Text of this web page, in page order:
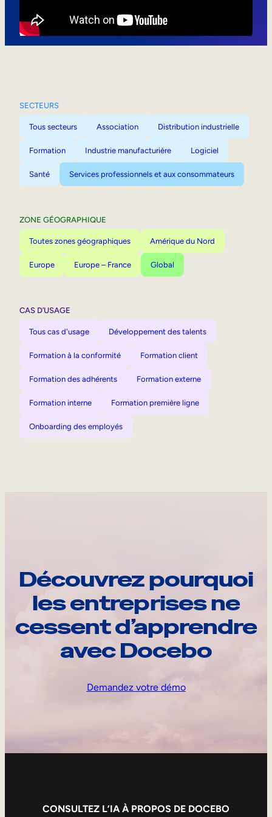
SECTEURS
Tous secteurs Association Distribution industrielle
Formation Industrie manufacturière Logiciel
Santé Services professionnels et aux consommateurs
ZONE GÉOGRAPHIQUE
Toutes zones géographiques Amérique du Nord
Europe Europe – France Global
CAS D’USAGE
Tous cas d'usage Développement des talents
Formation à la conformité Formation client
Formation des adhérents Formation externe
Formation interne Formation première ligne
Onboarding des employés
Découvrez pourquoi
les entreprises ne
cessent d’apprendre
avec Docebo
Demandez votre démo
CONSULTEZ L’IA À PROPOS DE DOCEBO